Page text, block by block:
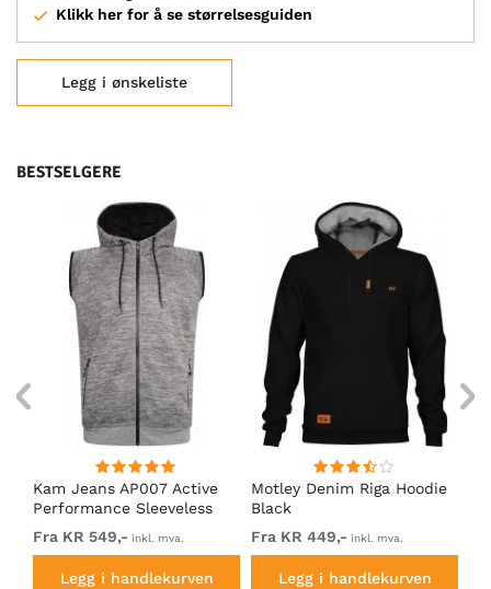
Klikk her for å se størrelsesguiden
Legg i ønskeliste
BESTSELGERE
Kam Jeans AP007 Active
Performance Sleeveless
Hoody Grey
Fra KR 549,- inkl. mva.
Legg i handlekurven
Motley Denim Riga Hoodie
Black
Fra KR 449,- inkl. mva.
Legg i handlekurven